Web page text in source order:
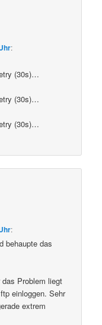
:
(30s)…
(30s)…
(30s)…
:
behaupte das
Problem liegt
einloggen. Sehr
extrem